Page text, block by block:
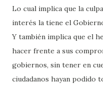
Lo cual implica que la
interés la tiene el
Y también implica que el
hacer frente a sus
gobiernos, sin tener en
ciudadanos hayan podido